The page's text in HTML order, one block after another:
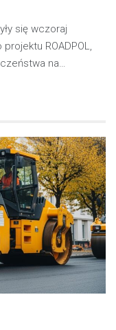
się wczoraj
ROADPOL,
na…